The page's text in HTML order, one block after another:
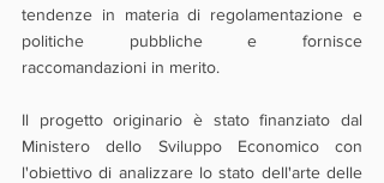
tendenze in materia di regolamentazione e
politiche pubbliche e fornisce
raccomandazioni in merito.
Il progetto originario è stato finanziato dal
Ministero dello Sviluppo Economico con
l'obiettivo di analizzare lo stato dell'arte delle